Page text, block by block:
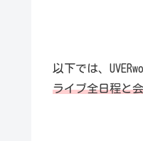
以下では、
ライブ全日程と